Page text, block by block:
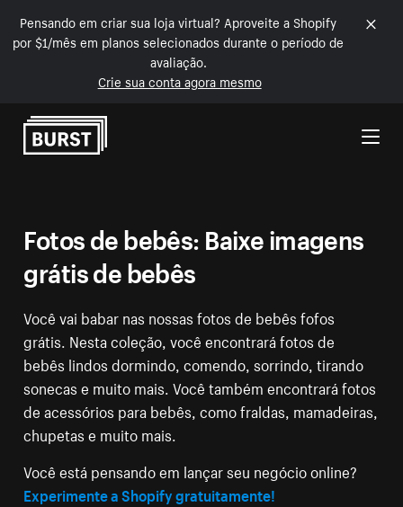
Pensando em criar sua loja virtual? Aproveite a Shopify
por $1/mês em planos selecionados durante o período de
avaliação.
Crie sua conta agora mesmo
Pular para o conteúdo
Fotos de bebês: Baixe imagens
grátis de bebês
Você vai babar nas nossas fotos de bebês fofos
grátis. Nesta coleção, você encontrará fotos de
bebês lindos dormindo, comendo, sorrindo, tirando
sonecas e muito mais. Você também encontrará fotos
de acessórios para bebês, como fraldas, mamadeiras,
chupetas e muito mais.
Você está pensando em lançar seu negócio online?
Experimente a Shopify gratuitamente!